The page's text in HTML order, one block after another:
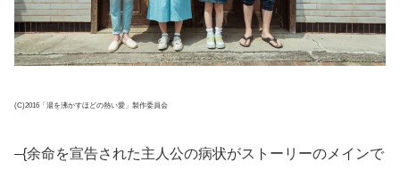
(C)2016「湯を沸かすほどの熱い愛」製作委員会
–{余命を宣告された主人公の病状がストーリーのメインで